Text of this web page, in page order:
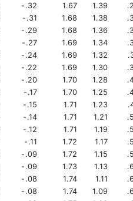
-.32 1.67 1.39
-.31 1.68 1.38
-.29 1.68 1.36
-.27 1.69 1.34
-.24 1.69 1.32
-.22 1.69 1.30
-.20 1.70 1.28
-.17 1.70 1.25
-.15 1.71 1.23
-.14 1.71 1.21
-.12 1.71 1.19
-.11 1.72 1.17
-.09 1.72 1.15
-.09 1.73 1.13
-.08 1.74 1.11
-.08 1.74 1.09